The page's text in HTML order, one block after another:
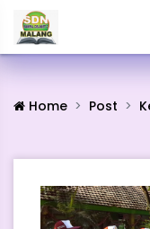
Home Post